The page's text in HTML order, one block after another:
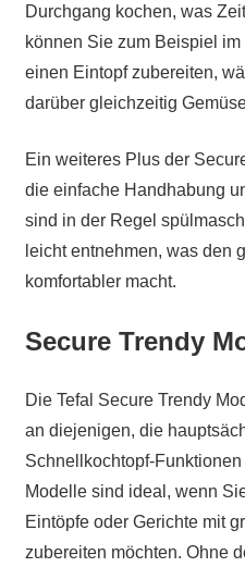
Durchgang kochen, was
können Sie zum Beispiel
einen Eintopf zubereiten,
darüber gleichzeitig
Ein weiteres Plus der
die einfache Handhabung
sind in der Regel
leicht entnehmen, was den
komfortabler macht.
Secure Trendy
Die Tefal Secure Trendy
an diejenigen, die
Schnellkochtopf-
Modelle sind ideal, wenn
Eintöpfe oder Gerichte mit
zubereiten möchten. Ohne